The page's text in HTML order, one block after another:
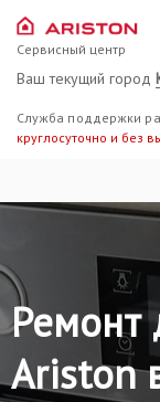
Сервисный центр
Ваш текущий город
Служба поддержки
круглосуточно и без
Ремонт
Ariston